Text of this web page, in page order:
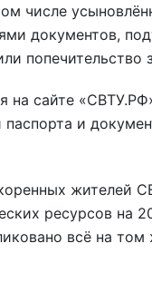
числе
документов,
попечительство
на сайте
и
жителей
ресурсов на
всё на